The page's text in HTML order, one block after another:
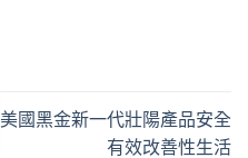
美國黑金新一代壯陽產品安全
有效改善性生活